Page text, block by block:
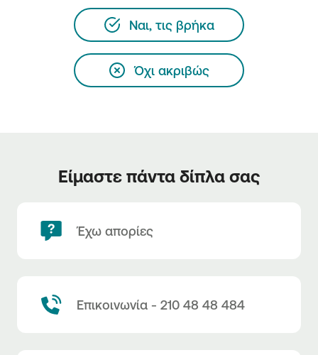
Ναι, τις βρήκα
Όχι ακριβώς
Είμαστε πάντα δίπλα σας
Έχω απορίες
Επικοινωνία - 210 48 48 484